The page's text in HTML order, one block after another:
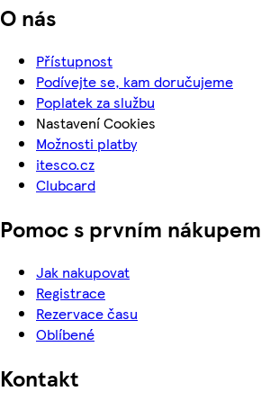
O nás
Přístupnost
Podívejte se, kam doručujeme
Poplatek za službu
Nastavení Cookies
Možnosti platby
itesco.cz
Clubcard
Pomoc s prvním nákupem
Jak nakupovat
Registrace
Rezervace času
Oblíbené
Kontakt